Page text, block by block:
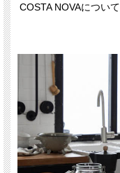
COSTA NOVAについて